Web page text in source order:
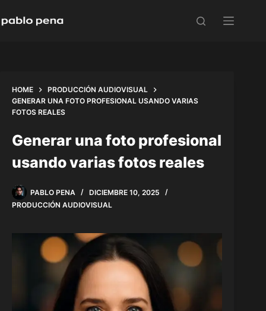
to
HOME
PRODUCCIÓN AUDIOVISUAL
GENERAR UNA FOTO PROFESIONAL USANDO VARIAS
FOTOS REALES
Generar una foto profesional
usando varias fotos reales
PABLO PENA
DICIEMBRE 10, 2025
PRODUCCIÓN AUDIOVISUAL